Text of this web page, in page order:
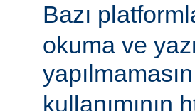
Bazı
okuma ve
kullanımının